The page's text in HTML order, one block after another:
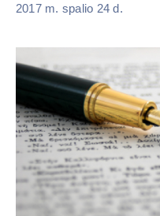
2017 m. spalio 24 d.